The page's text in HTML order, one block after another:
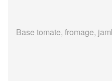
Base tomate, fromage,